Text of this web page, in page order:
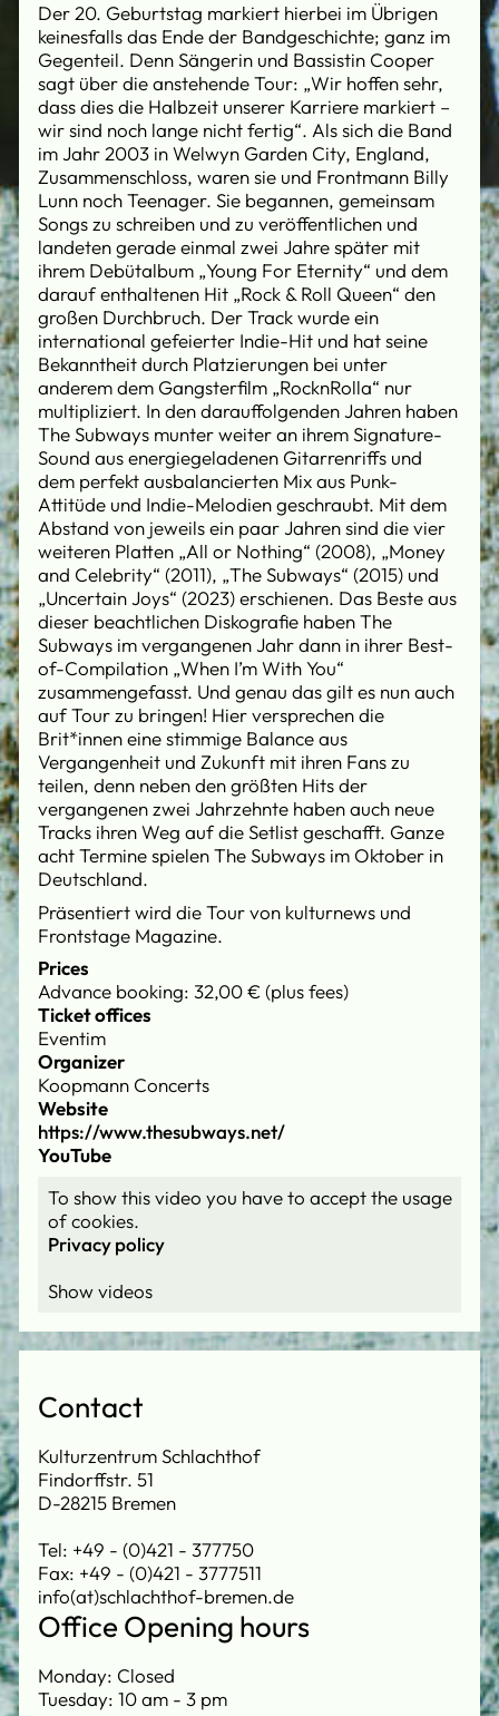
Der 20. Geburtstag markiert hierbei im Übrigen
keinesfalls das Ende der Bandgeschichte; ganz im
Gegenteil. Denn Sängerin und Bassistin Cooper
sagt über die anstehende Tour: „Wir hoffen sehr,
dass dies die Halbzeit unserer Karriere markiert –
wir sind noch lange nicht fertig“. Als sich die Band
im Jahr 2003 in Welwyn Garden City, England,
Zusammenschloss, waren sie und Frontmann Billy
Lunn noch Teenager. Sie begannen, gemeinsam
Songs zu schreiben und zu veröffentlichen und
landeten gerade einmal zwei Jahre später mit
ihrem Debütalbum „Young For Eternity“ und dem
darauf enthaltenen Hit „Rock & Roll Queen“ den
großen Durchbruch. Der Track wurde ein
international gefeierter Indie-Hit und hat seine
Bekanntheit durch Platzierungen bei unter
anderem dem Gangsterfilm „RocknRolla“ nur
multipliziert. In den darauffolgenden Jahren haben
The Subways munter weiter an ihrem Signature-
Sound aus energiegeladenen Gitarrenriffs und
dem perfekt ausbalancierten Mix aus Punk-
Attitüde und Indie-Melodien geschraubt. Mit dem
Abstand von jeweils ein paar Jahren sind die vier
weiteren Platten „All or Nothing“ (2008), „Money
and Celebrity“ (2011), „The Subways“ (2015) und
„Uncertain Joys“ (2023) erschienen. Das Beste aus
dieser beachtlichen Diskografie haben The
Subways im vergangenen Jahr dann in ihrer Best-
of-Compilation „When I’m With You“
zusammengefasst. Und genau das gilt es nun auch
auf Tour zu bringen! Hier versprechen die
Brit*innen eine stimmige Balance aus
Vergangenheit und Zukunft mit ihren Fans zu
teilen, denn neben den größten Hits der
vergangenen zwei Jahrzehnte haben auch neue
Tracks ihren Weg auf die Setlist geschafft. Ganze
acht Termine spielen The Subways im Oktober in
Deutschland.
Präsentiert wird die Tour von kulturnews und
Frontstage Magazine.
Prices
Advance booking: 32,00 € (plus fees)
Ticket offices
Eventim
Organizer
Koopmann Concerts
Website
https://www.thesubways.net/
YouTube
To show this video you have to accept the usage
of cookies.
Privacy policy
Contact
Kulturzentrum Schlachthof
Findorffstr. 51
D-28215 Bremen
Tel: +49 - (0)421 - 377750
Fax: +49 - (0)421 - 3777511
info(at)schlachthof-bremen.de
Office Opening hours
Monday: Closed
Tuesday: 10 am - 3 pm